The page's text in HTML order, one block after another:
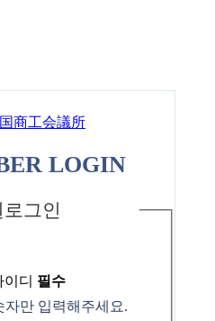
LOGIN
그인
디 필수
자만 입력해주세요.